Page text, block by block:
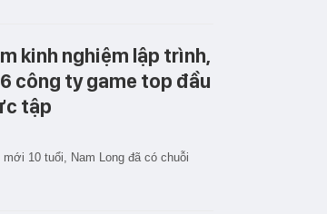
kinh nghiệm lập trình,
công ty game top đầu
tập
10 tuổi, Nam Long đã có chuỗi